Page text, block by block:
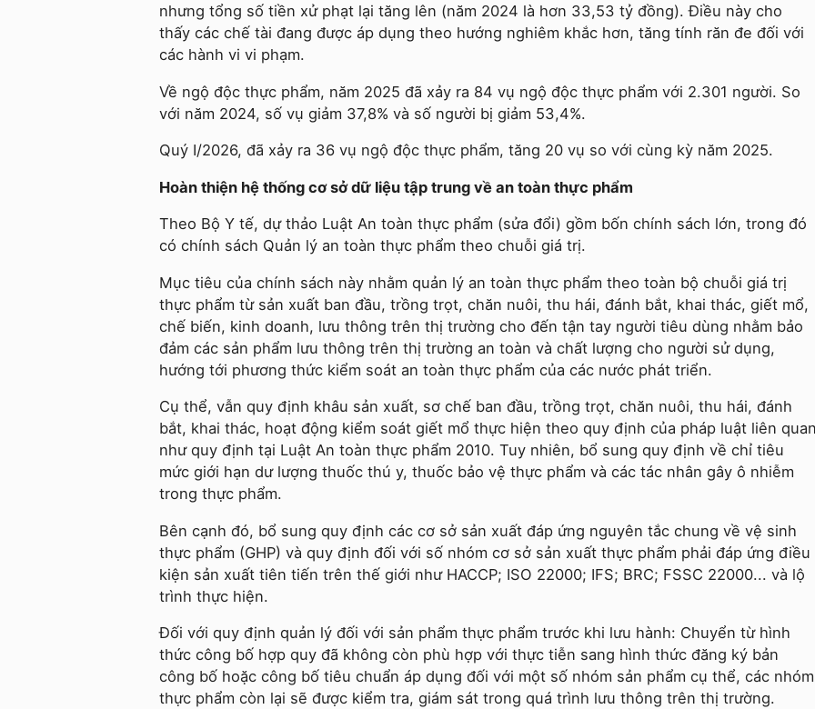
nhưng tổng số tiền xử phạt lại tăng lên (năm 2024 là hơn 33,53 tỷ đồng). Điều này cho
thấy các chế tài đang được áp dụng theo hướng nghiêm khắc hơn, tăng tính răn đe đối với
các hành vi vi phạm.
Về ngộ độc thực phẩm, năm 2025 đã xảy ra 84 vụ ngộ độc thực phẩm với 2.301 người. So
với năm 2024, số vụ giảm 37,8% và số người bị giảm 53,4%.
Quý I/2026, đã xảy ra 36 vụ ngộ độc thực phẩm, tăng 20 vụ so với cùng kỳ năm 2025.
Hoàn thiện hệ thống cơ sở dữ liệu tập trung về an toàn thực phẩm
Theo Bộ Y tế, dự thảo Luật An toàn thực phẩm (sửa đổi) gồm bốn chính sách lớn, trong đó
có chính sách Quản lý an toàn thực phẩm theo chuỗi giá trị.
Mục tiêu của chính sách này nhằm quản lý an toàn thực phẩm theo toàn bộ chuỗi giá trị
thực phẩm từ sản xuất ban đầu, trồng trọt, chăn nuôi, thu hái, đánh bắt, khai thác, giết mổ,
chế biến, kinh doanh, lưu thông trên thị trường cho đến tận tay người tiêu dùng nhằm bảo
đảm các sản phẩm lưu thông trên thị trường an toàn và chất lượng cho người sử dụng,
hướng tới phương thức kiểm soát an toàn thực phẩm của các nước phát triển.
Cụ thể, vẫn quy định khâu sản xuất, sơ chế ban đầu, trồng trọt, chăn nuôi, thu hái, đánh
bắt, khai thác, hoạt động kiểm soát giết mổ thực hiện theo quy định của pháp luật liên
như quy định tại Luật An toàn thực phẩm 2010. Tuy nhiên, bổ sung quy định về chỉ tiêu
mức giới hạn dư lượng thuốc thú y, thuốc bảo vệ thực phẩm và các tác nhân gây ô nhiễm
trong thực phẩm.
Bên cạnh đó, bổ sung quy định các cơ sở sản xuất đáp ứng nguyên tắc chung về vệ sinh
thực phẩm (GHP) và quy định đối với số nhóm cơ sở sản xuất thực phẩm phải đáp ứng điều
kiện sản xuất tiên tiến trên thế giới như HACCP; ISO 22000; IFS; BRC; FSSC 22000... và lộ
trình thực hiện.
Đối với quy định quản lý đối với sản phẩm thực phẩm trước khi lưu hành: Chuyển từ hình
thức công bố hợp quy đã không còn phù hợp với thực tiễn sang hình thức đăng ký bản
công bố hoặc công bố tiêu chuẩn áp dụng đối với một số nhóm sản phẩm cụ thể, các nhóm
thực phẩm còn lại sẽ được kiểm tra, giám sát trong quá trình lưu thông trên thị trường.